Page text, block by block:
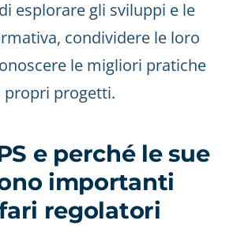
esplorare gli sviluppi e le
condividere le loro
le migliori pratiche
propri progetti.
e perché le sue
importanti
regolatori